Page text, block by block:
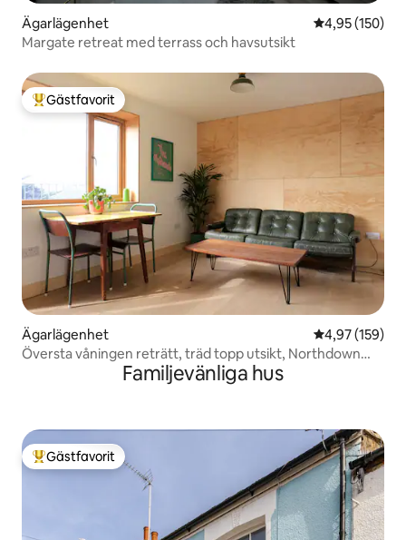
Ägarlägenhet 4,95 av 5 i
4,95 (150)
Margate retreat med terrass och havsutsikt
Populär gästfavorit
Gästfavorit
Ägarlägenhet 4,97 av 5 i
4,97 (159)
Översta våningen reträtt, träd topp utsikt, Northdown
Familjevänliga hus
Populär gästfavorit
Gästfavorit